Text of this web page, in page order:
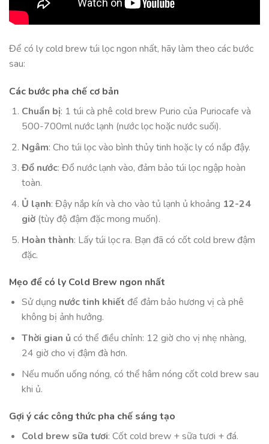
Để có ly cold brew túi lọc ngon nhất, hãy làm theo các bước
sau:
Các bước pha chế cơ bản
Chuẩn bị: 1 túi cà phê cold brew Purio của Puriocafe và
500-700ml nước lạnh (nước lọc hoặc nước suối).
Ngâm: Cho túi lọc vào bình thủy tinh hoặc ly có nắp đậy.
Đổ nước: Đổ nước lạnh vào, đảm bảo túi lọc ngập hoàn
toàn.
Ủ lạnh: Đậy nắp kín và cho vào tủ lạnh ủ khoảng 12-24
giờ(tùy độ đậm đặc mong muốn).
Hoàn thành: Lấy túi lọc ra. Bạn đã có cốt cold brew đậm
đặc.
Mẹo để có ly Cold Brew ngon nhất
Sử dụng nước tinh khiết để đảm bảo hương vị cà phê
không bị ảnh hưởng.
Thời gian ủcó thể điều chỉnh: 12 giờ cho vị nhẹ nhàng,
24 giờ cho vị đậm đà hơn.
Nếu muốn uống nóng, có thể hâm nóng cốt cold brew sau
khi ủ.
Gợi ý các công thức pha chế sáng tạo
Cold brew sữa tươi: Cốt cold brew + sữa tươi + đá.